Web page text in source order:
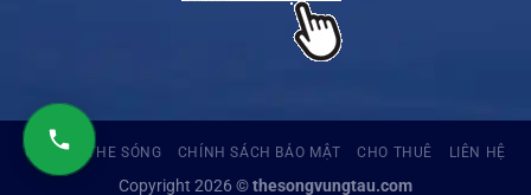
CĂN HỘ THE SÓNG CHÍNH SÁCH BẢO MẬT CHO THUÊ LIÊN HỆ
Copyright 2026 ©thesongvungtau.com